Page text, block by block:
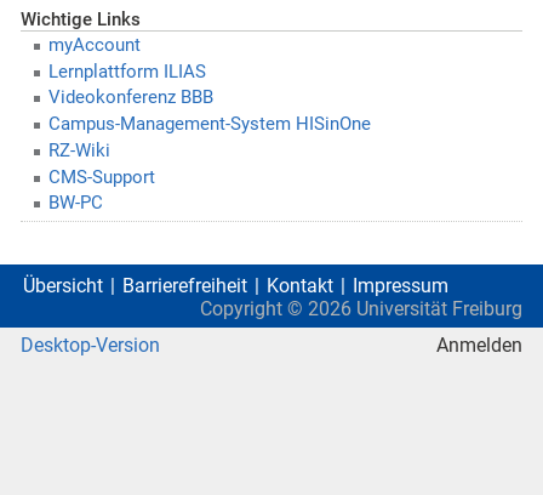
Wichtige Links
myAccount
Lernplattform ILIAS
Videokonferenz BBB
Campus-Management-System HISinOne
RZ-Wiki
CMS-Support
BW-PC
Übersicht Barrierefreiheit Kontakt
Impressum
Copyright © 2026 Universität Freiburg
Desktop-Version
Anmelden